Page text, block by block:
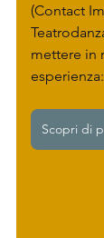
(Contact
mettere in
Scopri di